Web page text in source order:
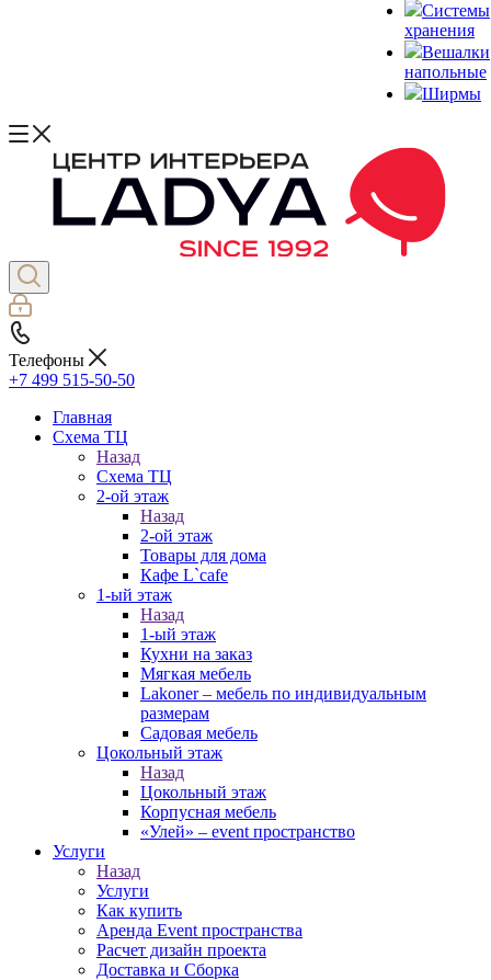
Системы
хранения
Вешалки
напольные
Ширмы
Телефоны
+7 499 515-50-50
Главная
Схема ТЦ
Назад
Схема ТЦ
2-ой этаж
Назад
2-ой этаж
Товары для дома
Кафе L`cafe
1-ый этаж
Назад
1-ый этаж
Кухни на заказ
Мягкая мебель
Lakoner – мебель по индивидуальным
размерам
Садовая мебель
Цокольный этаж
Назад
Цокольный этаж
Корпусная мебель
«Улей» – event пространство
Услуги
Назад
Услуги
Как купить
Аренда Event пространства
Расчет дизайн проекта
Доставка и Сборка